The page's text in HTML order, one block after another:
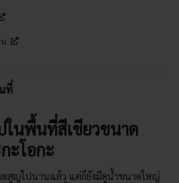
ที่
ในพื้นที่สีเขียวขนาด
ะโอกะ
ะสูญไปนานแล้ว แต่ก็ยังมีคูน้ำขนาดใหญ่